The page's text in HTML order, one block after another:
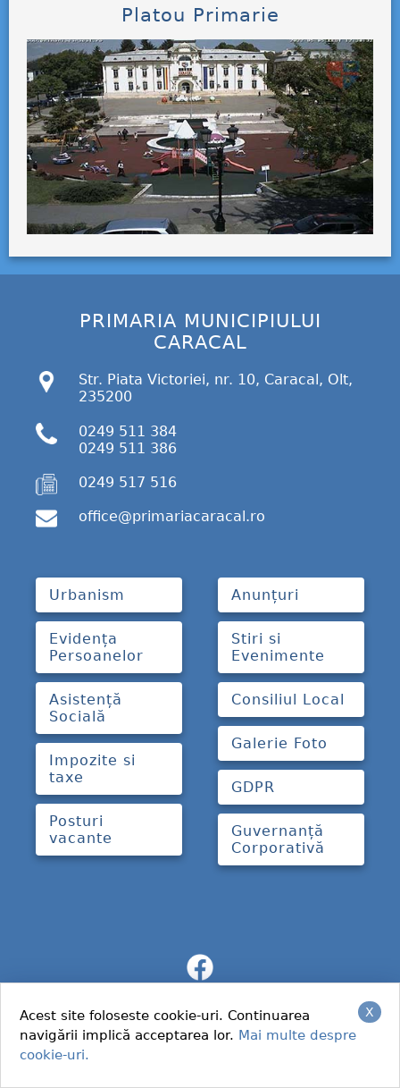
Platou Primarie
PRIMARIA MUNICIPIULUI
CARACAL
Str. Piata Victoriei, nr. 10, Caracal, Olt,
235200
0249 511 384
0249 511 386
0249 517 516
office@primariacaracal.ro
Urbanism
Evidența
Persoanelor
Asistență
Socială
Impozite si
taxe
Posturi
vacante
Anunțuri
Stiri si
Evenimente
Consiliul Local
Galerie Foto
GDPR
Guvernanță
Corporativă
X
Acest site foloseste cookie-uri. Continuarea
navigării implică acceptarea lor. Mai multe despre
cookie-uri.